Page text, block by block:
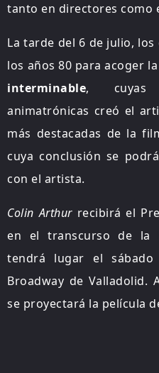
tanto en directores como
La tarde del 6 de julio,
los años 80 para acoger
interminable, cuyas
animatrónicas creó el
más destacadas de la
cuya conclusión se
con el artista.
Colin Arthurrecibirá el
en el transcurso de la
tendrá lugar el
Broadway de Valladolid.
se proyectará la película